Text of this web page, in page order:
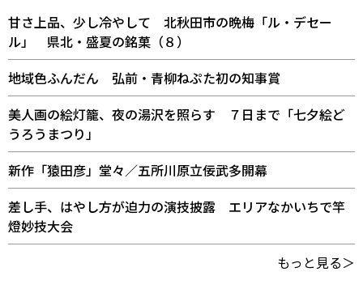
甘さ上品、少し冷やして 北秋田市の晩梅「ル・デセー
ル」 県北・盛夏の銘菓（８）
地域色ふんだん 弘前・青柳ねぷた初の知事賞
美人画の絵灯籠、夜の湯沢を照らす ７日まで「七夕絵ど
うろうまつり」
新作「猿田彦」堂々／五所川原立佞武多開幕
差し手、はやし方が迫力の演技披露 エリアなかいちで竿
燈妙技大会
もっと見る＞